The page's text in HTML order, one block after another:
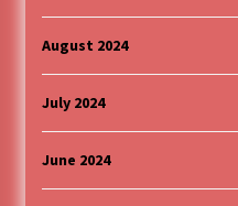
August 2024
July 2024
June 2024